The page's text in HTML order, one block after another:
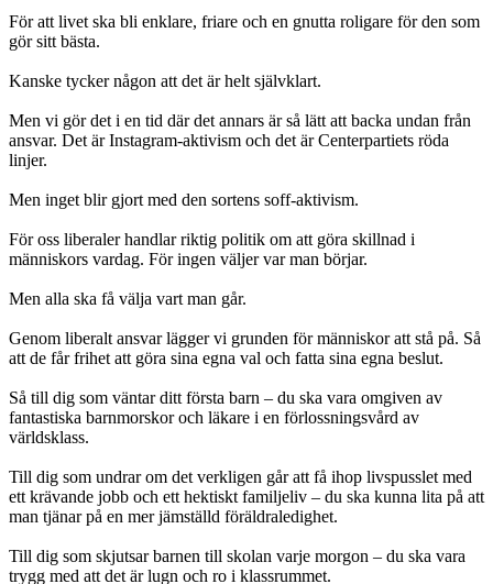
För att livet ska bli enklare, friare och en gnutta roligare för den som
gör sitt bästa.
Kanske tycker någon att det är helt självklart.
Men vi gör det i en tid där det annars är så lätt att backa undan från
ansvar. Det är Instagram-aktivism och det är Centerpartiets röda
linjer.
Men inget blir gjort med den sortens soff-aktivism.
För oss liberaler handlar riktig politik om att göra skillnad i
människors vardag. För ingen väljer var man börjar.
Men alla ska få välja vart man går.
Genom liberalt ansvar lägger vi grunden för människor att stå på. Så
att de får frihet att göra sina egna val och fatta sina egna beslut.
Så till dig som väntar ditt första barn – du ska vara omgiven av
fantastiska barnmorskor och läkare i en förlossningsvård av
världsklass.
Till dig som undrar om det verkligen går att få ihop livspusslet med
ett krävande jobb och ett hektiskt familjeliv – du ska kunna lita på att
man tjänar på en mer jämställd föräldraledighet.
Till dig som skjutsar barnen till skolan varje morgon – du ska vara
trygg med att det är lugn och ro i klassrummet.